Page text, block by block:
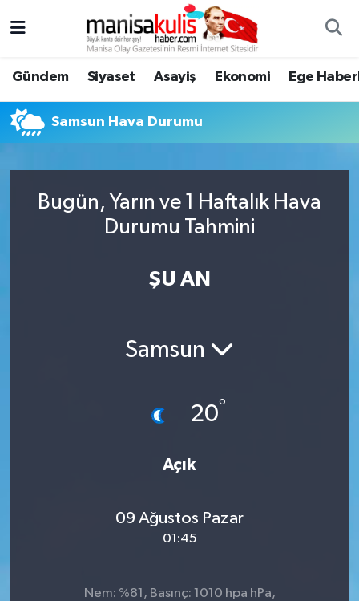
Gündem Siyaset Asayiş Ekonomi Ege
Samsun Hava Durumu
Bugün, Yarın ve 1 Haftalık Hava
Durumu Tahmini
ŞU AN
Samsun
20°
Açık
09 Ağustos Pazar
01:45
Nem: %81, Basınç: 1010 hpa hPa,
Ege Haberleri
Ekonomi
Yunusemre Hava Durumu
Yunusemre Trafik Yoğunluk Haritası
Tüm Manşetler